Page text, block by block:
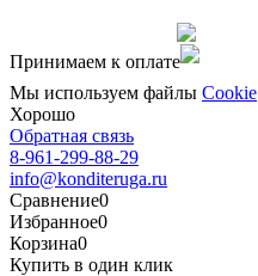
Принимаем к оплате
Мы используем файлы Сookie
Хорошо
Обратная связь
8-961-299-88-29
info@konditeruga.ru
Сравнение0
Избранное0
Корзина0
Купить в один клик